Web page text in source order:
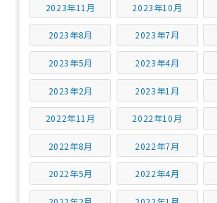
2023年11月 2023年10月
2023年8月 2023年7月
2023年5月 2023年4月
2023年2月 2023年1月
2022年11月 2022年10月
2022年8月 2022年7月
2022年5月 2022年4月